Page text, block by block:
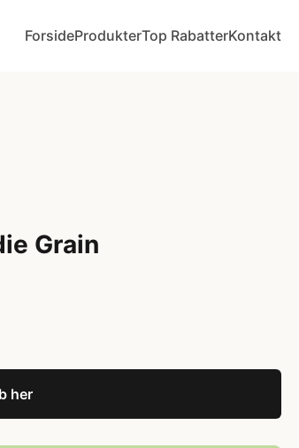
ForsideProdukterTop RabatterKontakt
Grain
her